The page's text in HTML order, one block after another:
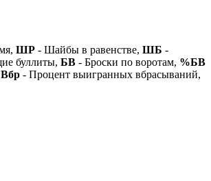
ШР - Шайбы в равенстве, ШБ -
буллиты, БВ - Броски по воротам, %БВ
- Процент выигранных вбрасываний,